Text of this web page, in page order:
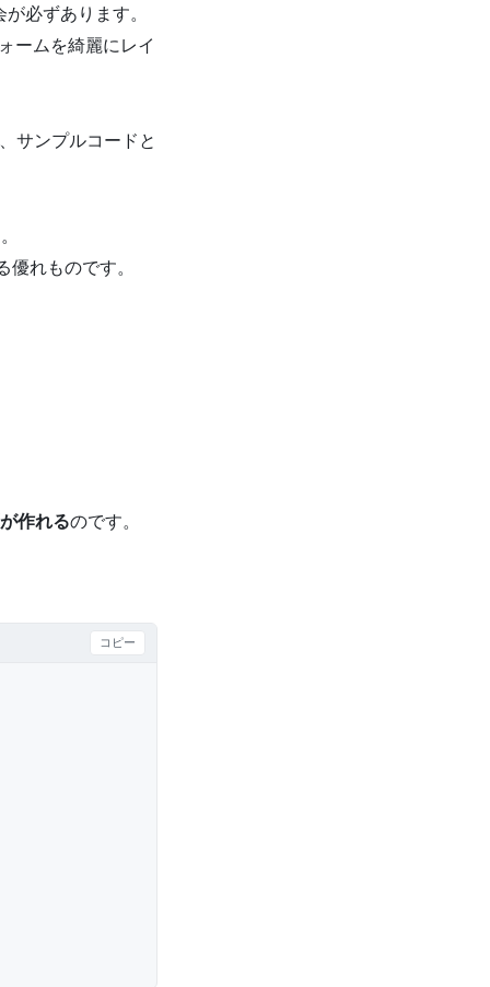
必ずあります。
ームを綺麗にレイ
サンプルコードと
れものです。
作れるのです。
コピー